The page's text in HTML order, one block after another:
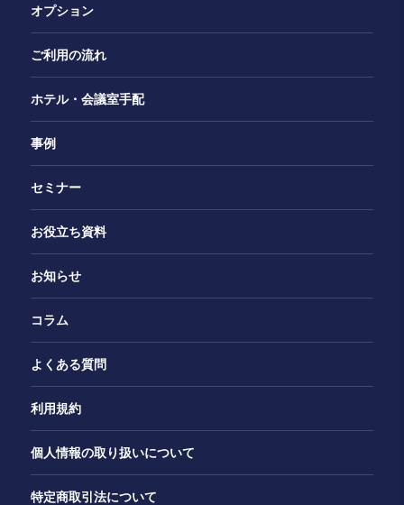
オプション
ご利用の流れ
ホテル・会議室手配
事例
セミナー
お役立ち資料
お知らせ
コラム
よくある質問
利用規約
個人情報の取り扱いについて
特定商取引法について